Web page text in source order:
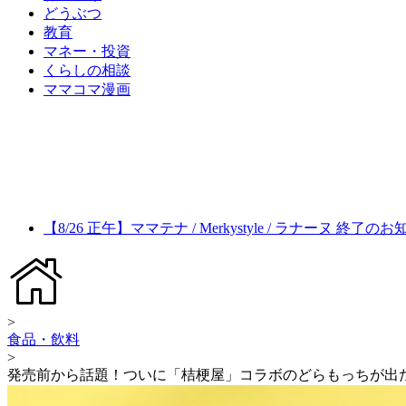
どうぶつ
教育
マネー・投資
くらしの相談
ママコマ漫画
【8/26 正午】ママテナ / Merkystyle / ラナーヌ 終了のお
>
食品・飲料
>
発売前から話題！ついに「桔梗屋」コラボのどらもっちが出